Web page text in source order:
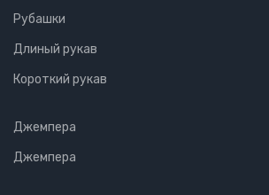
Рубашки
Длиный рукав
Короткий рукав
Джемпера
Джемпера